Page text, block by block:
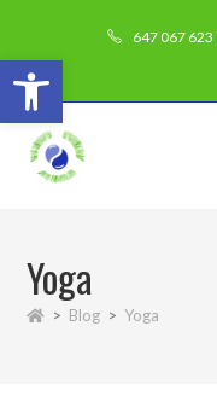
647 067
Yoga
> Blog > Yoga
Abrir barra